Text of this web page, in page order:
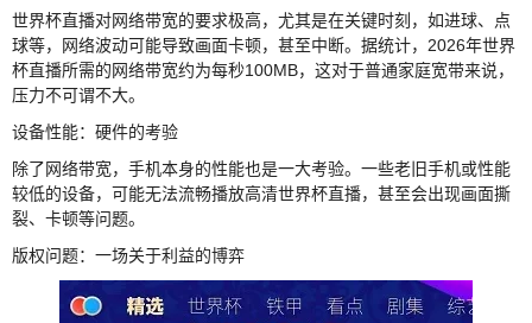
世界杯直播对网络带宽的要求极高，尤其是在关键时刻，如进球、点
球等，网络波动可能导致画面卡顿，甚至中断。据统计，2026年世界
杯直播所需的网络带宽约为每秒100MB，这对于普通家庭宽带来说，
压力不可谓不大。
设备性能：硬件的考验
除了网络带宽，手机本身的性能也是一大考验。一些老旧手机或性能
较低的设备，可能无法流畅播放高清世界杯直播，甚至会出现画面撕
裂、卡顿等问题。
版权问题：一场关于利益的博弈